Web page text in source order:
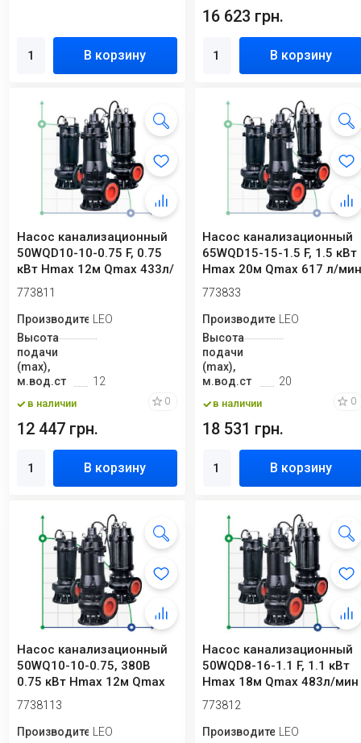
В корзину
16 623 грн.
В корзину
Насос канализационный
50WQD10-10-0.75 F, 0.75
кВт Hmax 12м Qmax 433л/
мин LEO ...
773811
ПроизводительLEO
Высота
подачи
(max),
м.вод.ст
12
в наличии 0
12 447 грн.
В корзину
Насос канализационный
65WQD15-15-1.5 F, 1.5 кВт
Hmax 20м Qmax 617 л/
LEO 3.0
773833
ПроизводительLEO
Высота
подачи
(max),
м.вод.ст
20
в наличии 0
18 531 грн.
В корзину
Насос канализационный
50WQ10-10-0.75, 380В
0.75 кВт Hmax 12м Qmax
433л/мин Le...
7738113
ПроизводительLEO
Насос канализационный
50WQD8-16-1.1 F, 1.1 кВт
Hmax 18м Qmax 483л/мин
Leo3.0
773812
ПроизводительLEO